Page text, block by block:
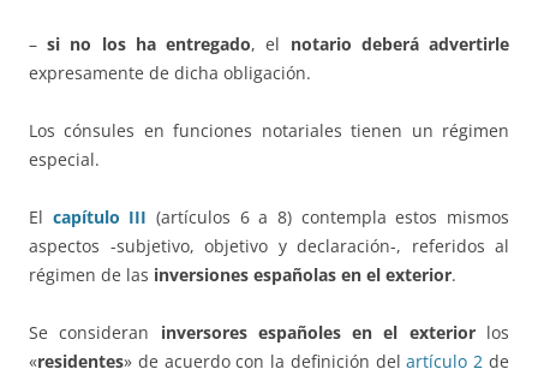
–si no los ha entregado, el notario deberá advertirle
expresamente de dicha obligación.
Los cónsules en funciones notariales tienen un régimen
especial.
El capítulo III (artículos 6 a 8) contempla estos mismos
aspectos -subjetivo, objetivo y declaración-, referidos al
régimen de las inversiones españolas en el exterior.
Se consideran inversores españoles en el exteriorlos
«residentes» de acuerdo con la definición delartículo 2 de